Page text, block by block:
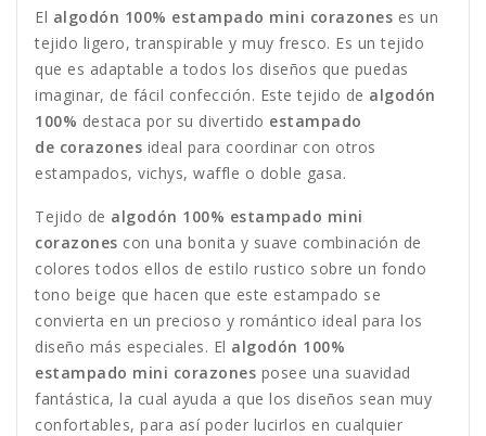
El algodón 100% estampado mini corazones es un
tejido ligero, transpirable y muy fresco. Es un tejido
que es adaptable a todos los diseños que puedas
imaginar, de fácil confección. Este tejido de algodón
100% destaca por su divertido estampado
de corazones ideal para coordinar con otros
estampados, vichys, waffle o doble gasa.
Tejido de algodón 100% estampado mini
corazones con una bonita y suave combinación de
colores todos ellos de estilo rustico sobre un fondo
tono beige que hacen que este estampado se
convierta en un precioso y romántico ideal para los
diseño más especiales. El algodón 100%
estampado mini corazones posee una suavidad
fantástica, la cual ayuda a que los diseños sean muy
confortables, para así poder lucirlos en cualquier